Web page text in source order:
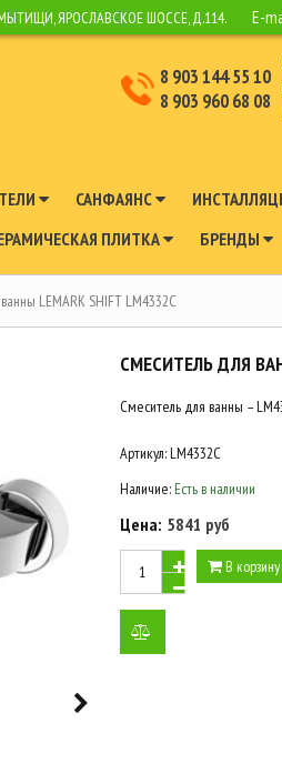
ЯРОСЛАВСКОЕ ШОССЕ, Д.114. E-
8 903 144 55 10
8 903 960 68 08
САНФАЯНС
ПЛИТКА БРЕНДЫ
LEMARK SHIFT LM4332C
СМЕСИТЕЛЬ ДЛЯ
Смеситель для ванны –
Артикул:LM4332C
Наличие: Есть в наличии
Цена: 5841 руб
В корзину